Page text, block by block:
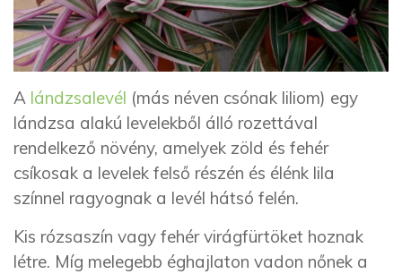
A lándzsalevél (más néven csónak liliom) egy
lándzsa alakú levelekből álló rozettával
rendelkező növény, amelyek zöld és fehér
csíkosak a levelek felső részén és élénk lila
színnel ragyognak a levél hátsó felén.
Kis rózsaszín vagy fehér virágfürtöket hoznak
létre. Míg melegebb éghajlaton vadon nőnek a